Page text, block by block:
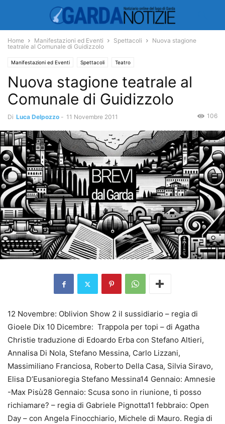
Home Manifestazioni ed Eventi Spettacoli
Nuova stagione
teatrale al Comunale di Guidizzolo
Manifestazioni ed Eventi Spettacoli Teatro
Nuova stagione teatrale al
Comunale di Guidizzolo
Di Luca Delpozzo - 11 Novembre 2011 106
12 Novembre: Oblivion Show 2 il sussidiario – regia di
Gioele Dix 10 Dicembre: Trappola per topi – di Agatha
Christie traduzione di Edoardo Erba con Stefano Altieri,
Annalisa Di Nola, Stefano Messina, Carlo Lizzani,
Massimiliano Franciosa, Roberto Della Casa, Silvia Siravo,
Elisa D’Eusanioregia Stefano Messina14 Gennaio: Amnesie
-Max Pisù28 Gennaio: Scusa sono in riunione, ti posso
richiamare? – regia di Gabriele Pignotta11 febbraio: Open
Day – con Angela Finocchiario, Michele di Mauro. Regia di